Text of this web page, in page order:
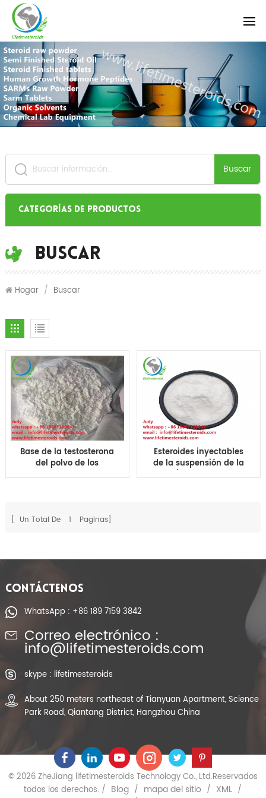
Buscar
Categorías de productos
Buscar
Hogar / Buscar
Base de la testosterona
del polvo de los
esteroides de la
Esteroides inyectables
de la suspensión de la
base/de la prueba de
[ Un Total De 1 Paginas]
CONTÁCTENOS
WhatsApp : +86 189 7159 3842
Correo electrónico :
info@lifetimesteroids.com
skype : lifetimesteroids
About 250 meters northeast of Tianyuan Apartment, Science
Park Road, Qiantang District, Hangzhou China
© 2026 ZheJiang lifetimesteroids Technology Co., Ltd.Reservados
todos los derechos. / Blog / mapa del sitio / XML /